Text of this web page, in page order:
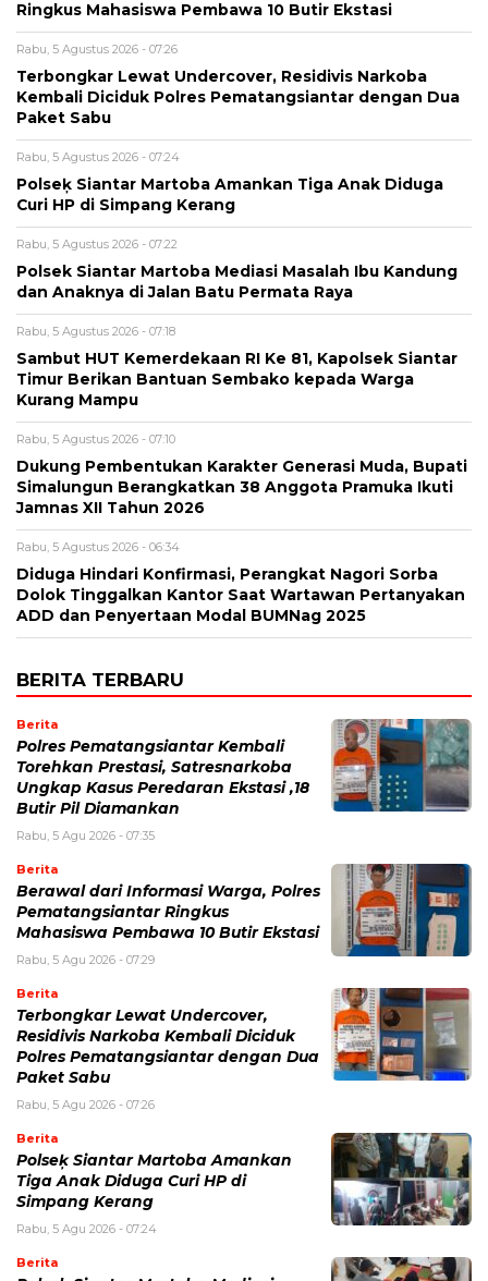
Ringkus Mahasiswa Pembawa 10 Butir Ekstasi
Rabu, 5 Agustus 2026 - 07:26
Terbongkar Lewat Undercover, Residivis Narkoba
Kembali Diciduk Polres Pematangsiantar dengan Dua
Paket Sabu
Rabu, 5 Agustus 2026 - 07:24
Polseķ Siantar Martoba Amankan Tiga Anak Diduga
Curi HP di Simpang Kerang
Rabu, 5 Agustus 2026 - 07:22
Polsek Siantar Martoba Mediasi Masalah Ibu Kandung
dan Anaknya di Jalan Batu Permata Raya
Rabu, 5 Agustus 2026 - 07:18
Sambut HUT Kemerdekaan RI Ke 81, Kapolsek Siantar
Timur Berikan Bantuan Sembako kepada Warga
Kurang Mampu
Rabu, 5 Agustus 2026 - 07:10
Dukung Pembentukan Karakter Generasi Muda, Bupati
Simalungun Berangkatkan 38 Anggota Pramuka Ikuti
Jamnas XII Tahun 2026
Rabu, 5 Agustus 2026 - 06:34
Diduga Hindari Konfirmasi, Perangkat Nagori Sorba
Dolok Tinggalkan Kantor Saat Wartawan Pertanyakan
ADD dan Penyertaan Modal BUMNag 2025
BERITA TERBARU
Berita
Polres Pematangsiantar Kembali
Torehkan Prestasi, Satresnarkoba
Ungkap Kasus Peredaran Ekstasi ,18
Butir Pil Diamankan
Rabu, 5 Agu 2026 - 07:35
Berita
Berawal dari Informasi Warga, Polres
Pematangsiantar Ringkus
Mahasiswa Pembawa 10 Butir Ekstasi
Rabu, 5 Agu 2026 - 07:29
Berita
Terbongkar Lewat Undercover,
Residivis Narkoba Kembali Diciduk
Polres Pematangsiantar dengan Dua
Paket Sabu
Rabu, 5 Agu 2026 - 07:26
Berita
Polseķ Siantar Martoba Amankan
Tiga Anak Diduga Curi HP di
Simpang Kerang
Rabu, 5 Agu 2026 - 07:24
Berita